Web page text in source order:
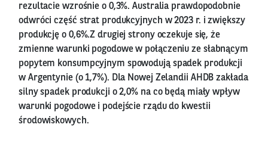
rezultacie wzrośnie o 0,3%. Australia prawdopodobnie
odwróci część strat produkcyjnych w 2023 r. i zwiększy
produkcję o 0,6%.Z drugiej strony oczekuje się, że
zmienne warunki pogodowe w połączeniu ze słabnącym
popytem konsumpcyjnym spowodują spadek produkcji
w Argentynie (o 1,7%). Dla Nowej Zelandii AHDB zakłada
silny spadek produkcji o 2,0% na co będą miały wpływ
warunki pogodowe i podejście rządu do kwestii
środowiskowych.